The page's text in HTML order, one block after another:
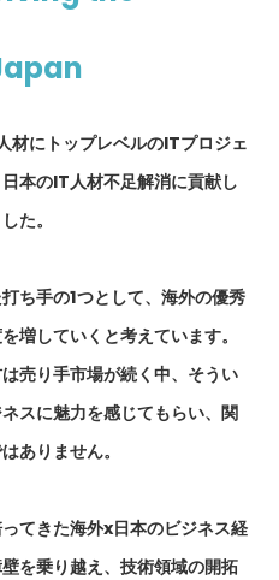
にトップレベルのITプロジェ
本のIT人材不足解消に貢献し
た。
ち手の1つとして、海外の優秀
増していくと考えています。
売り手市場が続く中、そうい
スに魅力を感じてもらい、関
ありません。
てきた海外x日本のビジネス経
を乗り越え、技術領域の開拓